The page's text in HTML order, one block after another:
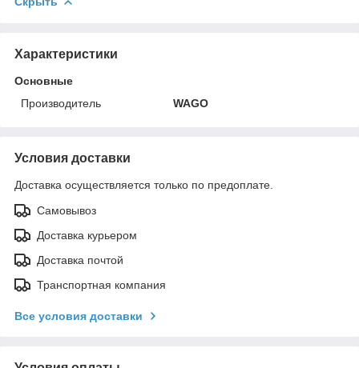
Характеристики
Основные
Производитель
WAGO
Условия доставки
Доставка осуществляется только по предоплате.
Самовывоз
Доставка курьером
Доставка почтой
Транспортная компания
Все условия доставки